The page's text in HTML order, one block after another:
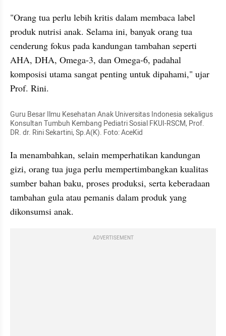
"Orang tua perlu lebih kritis dalam membaca label
produk nutrisi anak. Selama ini, banyak orang tua
cenderung fokus pada kandungan tambahan seperti
AHA, DHA, Omega-3, dan Omega-6, padahal
komposisi utama sangat penting untuk dipahami," ujar
Prof. Rini.
Guru Besar Ilmu Kesehatan Anak Universitas Indonesia sekaligus
Konsultan Tumbuh Kembang Pediatri Sosial FKUI-RSCM, Prof.
DR. dr. Rini Sekartini, Sp.A(K). Foto: AceKid
Ia menambahkan, selain memperhatikan kandungan
gizi, orang tua juga perlu mempertimbangkan kualitas
sumber bahan baku, proses produksi, serta keberadaan
tambahan gula atau pemanis dalam produk yang
dikonsumsi anak.
ADVERTISEMENT